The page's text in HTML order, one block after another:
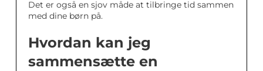
Det er også en sjov måde at tilbringe tid sammen
med dine børn på.
Hvordan kan jeg
sammensætte en